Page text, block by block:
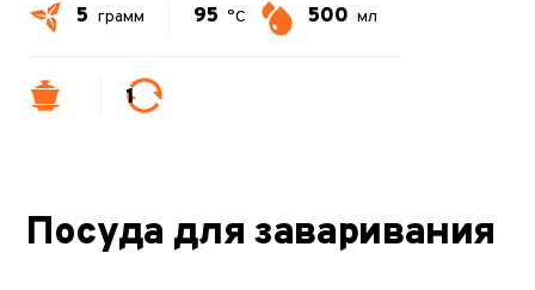
5 грамм 95 °C 500 мл
1
Посуда для заваривания